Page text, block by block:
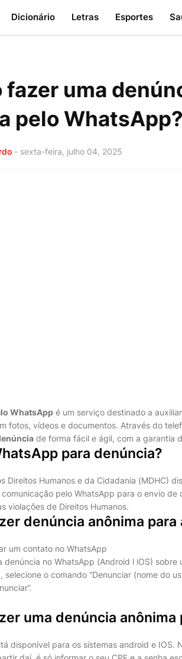
Dicionário Letras Esportes
fazer uma
pelo WhatsApp?
- sexta-feira, julho 04, 2025
WhatsApp é um serviço destinado a
fotos, vídeos e documentos. Através do
de forma fácil e ágil, com a garantia
para denúncia?
Direitos Humanos e da Cidadania (MDHC)
pelo WhatsApp para o envio
violações de Direitos Humanos.
denúncia anônima
um contato no WhatsApp
denúncia no WhatsApp (Android l iOS)
selecione o comando “Denunciar (nome do
uma denúncia anônima
disponível para os sistemas android e IOS.